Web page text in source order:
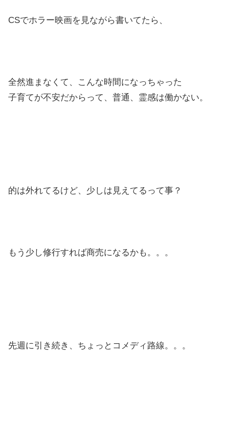
CSでホラー映画を見ながら書いてたら、
全然進まなくて、こんな時間になっちゃった
子育てが不安だからって、普通、霊感は働かない。
的は外れてるけど、少しは見えてるって事？
もう少し修行すれば商売になるかも。。。
先週に引き続き、ちょっとコメディ路線。。。